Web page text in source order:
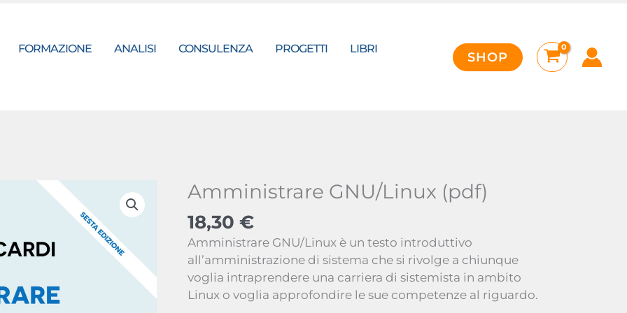
FORMAZIONE ANALISI CONSULENZA PROGETTI
LIBRI
SHOP
Amministrare GNU/Linux (pdf)
18,30 €
Amministrare GNU/Linux è un testo introduttivo
all’amministrazione di sistema che si rivolge a chiunque
voglia intraprendere una carriera di sistemista in ambito
Linux o voglia approfondire le sue competenze al riguardo.